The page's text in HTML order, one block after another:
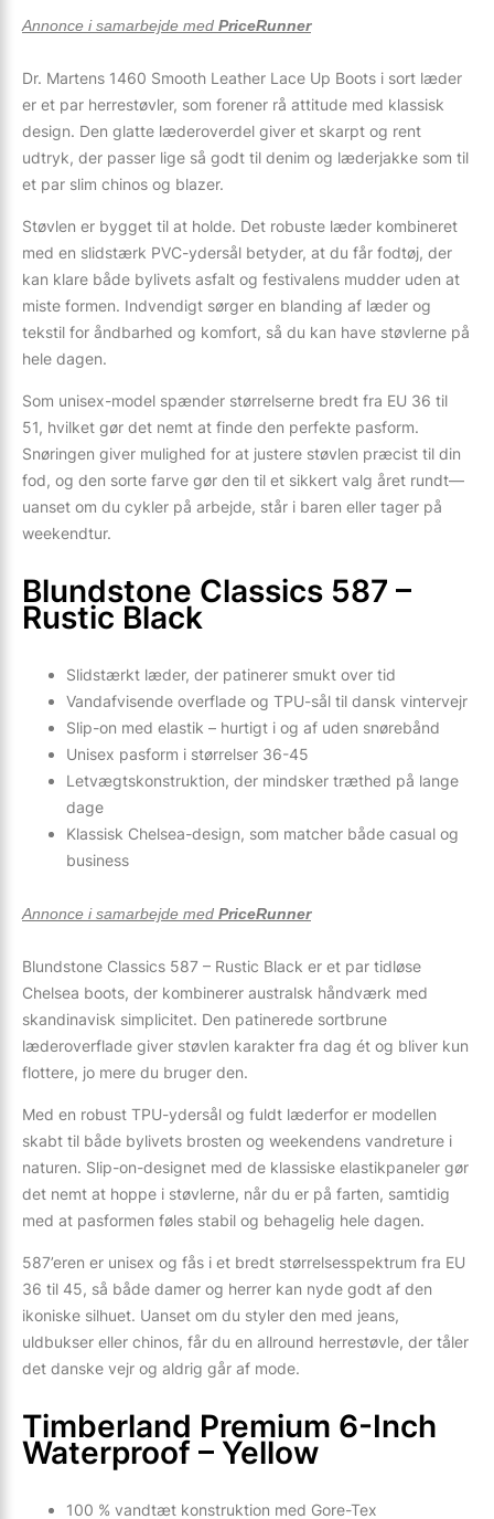
Annonce i samarbejde med PriceRunner
Dr. Martens 1460 Smooth Leather Lace Up Boots i sort læder
er et par herrestøvler, som forener rå attitude med klassisk
design. Den glatte læderoverdel giver et skarpt og rent
udtryk, der passer lige så godt til denim og læderjakke som til
et par slim chinos og blazer.
Støvlen er bygget til at holde. Det robuste læder kombineret
med en slidstærk PVC-ydersål betyder, at du får fodtøj, der
kan klare både bylivets asfalt og festivalens mudder uden at
miste formen. Indvendigt sørger en blanding af læder og
tekstil for åndbarhed og komfort, så du kan have støvlerne på
hele dagen.
Som unisex-model spænder størrelserne bredt fra EU 36 til
51, hvilket gør det nemt at finde den perfekte pasform.
Snøringen giver mulighed for at justere støvlen præcist til din
fod, og den sorte farve gør den til et sikkert valg året rundt—
uanset om du cykler på arbejde, står i baren eller tager på
weekendtur.
Blundstone Classics 587 –
Rustic Black
Slidstærkt læder, der patinerer smukt over tid
Vandafvisende overflade og TPU-sål til dansk vintervejr
Slip-on med elastik – hurtigt i og af uden snørebånd
Unisex pasform i størrelser 36-45
Letvægtskonstruktion, der mindsker træthed på lange
dage
Klassisk Chelsea-design, som matcher både casual og
business
Annonce i samarbejde med PriceRunner
Blundstone Classics 587 – Rustic Black er et par tidløse
Chelsea boots, der kombinerer australsk håndværk med
skandinavisk simplicitet. Den patinerede sortbrune
læderoverflade giver støvlen karakter fra dag ét og bliver kun
flottere, jo mere du bruger den.
Med en robust TPU-ydersål og fuldt læderfor er modellen
skabt til både bylivets brosten og weekendens vandreture i
naturen. Slip-on-designet med de klassiske elastikpaneler gør
det nemt at hoppe i støvlerne, når du er på farten, samtidig
med at pasformen føles stabil og behagelig hele dagen.
587’eren er unisex og fås i et bredt størrelsesspektrum fra EU
36 til 45, så både damer og herrer kan nyde godt af den
ikoniske silhuet. Uanset om du styler den med jeans,
uldbukser eller chinos, får du en allround herrestøvle, der tåler
det danske vejr og aldrig går af mode.
Timberland Premium 6-Inch
Waterproof – Yellow
100 % vandtæt konstruktion med Gore-Tex